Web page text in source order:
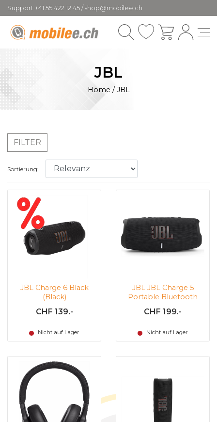
Support +41 55 422 12 45 / shop@mobilee.ch
JBL
Home /JBL
FILTER
Sortierung:
JBL Charge 6 Black
(Black)
CHF 139.-
Nicht auf Lager
JBL JBL Charge 5
Portable Bluetooth
CHF 199.-
Nicht auf Lager